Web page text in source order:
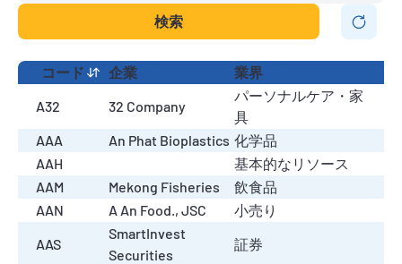
検索
コード 企業
業界
A32
32 Company
パーソナルケア・家
具
AAA
An Phat Bioplastics 化学品
AAH
基本的なリソース
AAM
Mekong Fisheries
飲食品
AAN
A An Food., JSC
小売り
AAS
SmartInvest
Securities
証券